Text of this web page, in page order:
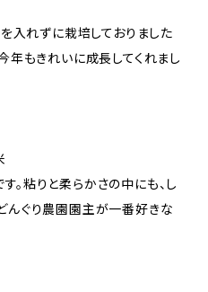
入れずに栽培しておりました
年もきれいに成長してくれまし
。粘りと柔らかさの中にも、し
んぐり農園園主が一番好きな